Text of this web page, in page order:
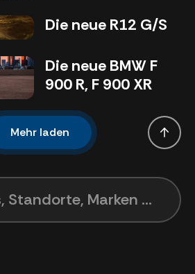
Die neue R12 G/S
Die neue BMW F
900 R, F 900 XR
Mehr laden Nach
Standorte, Marken suchen